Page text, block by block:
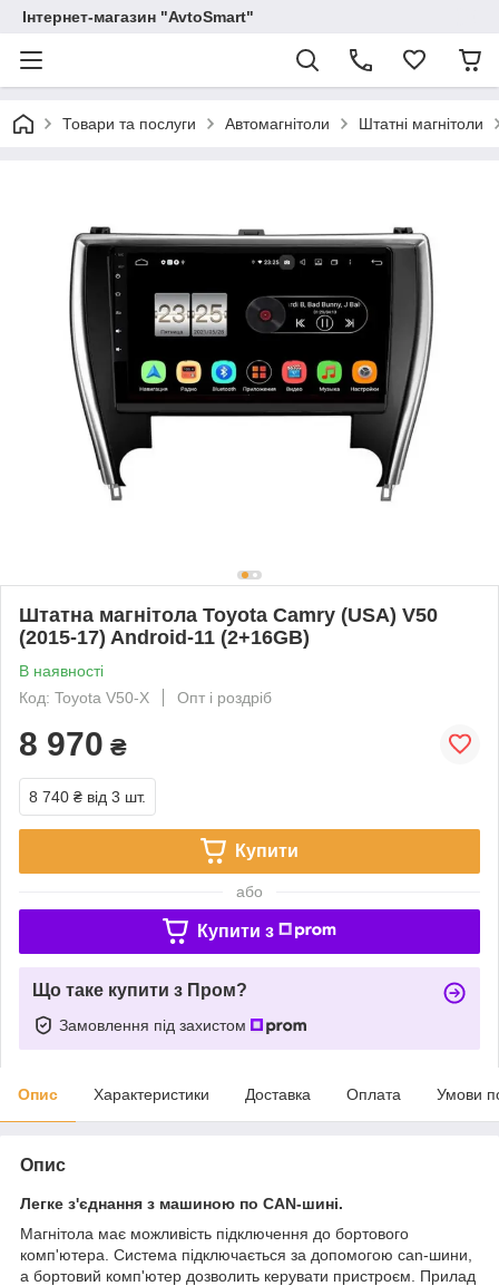
Інтернет-магазин "AvtoSmart"
Товари та послуги Автомагнітоли Штатні магнітоли
Штатна магнітола Toyota Camry (USA) V50
(2015-17) Android-11 (2+16GB)
В наявності
Код: Toyota V50-X
Опт і роздріб
8 970 ₴
8 740 ₴ від 3 шт.
Купити
або
Купити з
Що таке купити з Пром?
Замовлення під захистом
Опис Характеристики Доставка Оплата Умови
Опис
Легке з'єднання з машиною по CAN-шині.
Магнітола має можливість підключення до бортового
комп'ютера. Система підключається за допомогою can-шини,
а бортовий комп'ютер дозволить керувати пристроєм. Прилад